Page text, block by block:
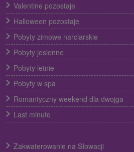
Valentine pozostaje
Halloween pozostaje
Pobyty zimowe narciarskie
Pobyty jesienne
Pobyty letnie
Pobyty w spa
Romantyczny weekend dla dwojga
Last minute
Zakwaterowanie na Słowacji